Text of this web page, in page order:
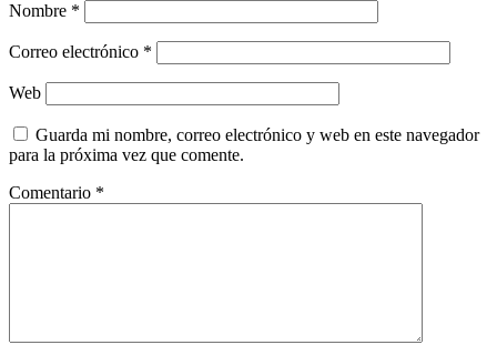
Nombre *
Correo electrónico *
Web
Guarda mi nombre, correo electrónico y web en este navegador
para la próxima vez que comente.
Comentario *